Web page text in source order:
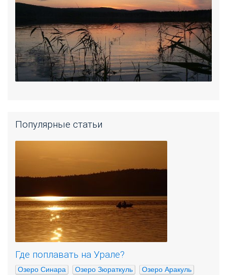
Популярные статьи
Где поплавать на Урале?
Озеро Синара Озеро Зюраткуль
Озеро Аракуль